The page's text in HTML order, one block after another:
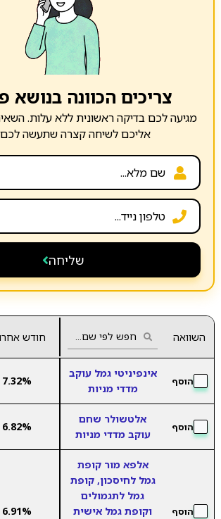
צריכים הכוונה בנושא
מגיעה לכם בדיקה ראשונית ללא עלות.
אליכם לשיחה קצרה שתעשה
שליחה
השוואה חודש
הוסף
אינפיניטי גמל עוקב
מדדי מניות
7.32%
הוסף
אלטשולר שחם
עוקב מדדי מניות
6.82%
הוסף
אלפא מור קופת
גמל לחיסכון, קופת
גמל לתגמולים
וקופת גמל אישית
6.91%